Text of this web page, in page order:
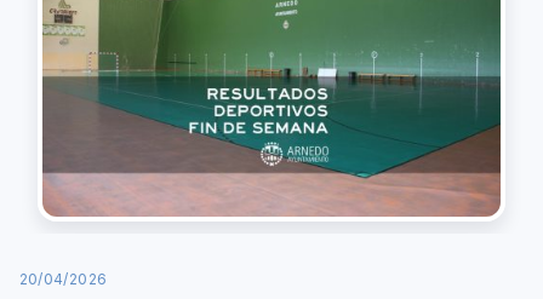
20/04/2026